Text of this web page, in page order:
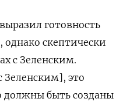
готовность
однако скептически
с Зеленским.
Зеленским], это
должны быть созданы